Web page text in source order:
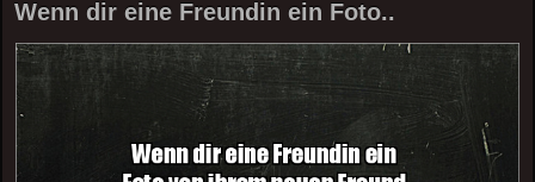
Wenn dir eine Freundin ein Foto..